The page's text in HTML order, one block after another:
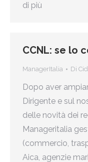
di più
CCNL: se lo
ManagerItalia Di
Dopo aver
Dirigente e sul
delle novità dei
Manageritalia
(commercio,
Aica, agenzie